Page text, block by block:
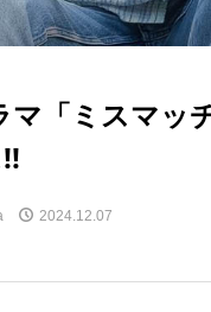
「ミスマッ
2024.12.07